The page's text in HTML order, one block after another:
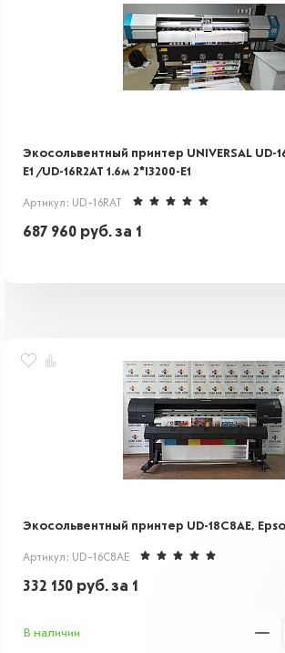
Экосольвентный принтер UNIVERSAL UD-
E1 /UD-16R2AT 1.6м 2*I3200-E1
Артикул: UD-16RAT
687 960 руб.за 1
Экосольвентный принтер UD-18C8AЕ,
Артикул: UD-16C8AE
332 150 руб.за 1
В наличии